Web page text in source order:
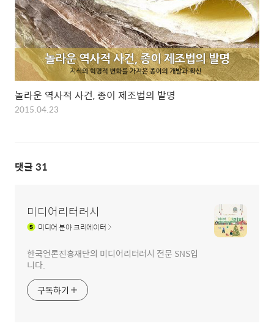
놀라운 역사적 사건, 종이 제조법의 발명
2015.04.23
댓글 31
미디어리터러시
미디어분야 크리에이터
한국언론진흥재단의 미디어리터러시 전문 SNS입
니다.
구독하기